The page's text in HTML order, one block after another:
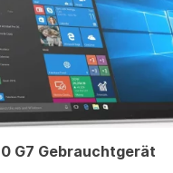
G7 Gebrauchtgerät